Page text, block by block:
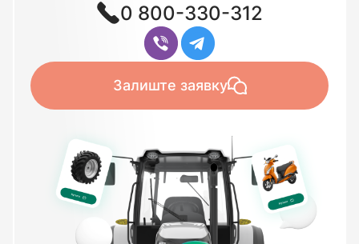
0 800-330-312
Залиште заявку